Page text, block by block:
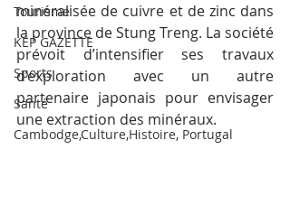
Tourisme
KEP GAZETTE
Sports
Santé
Cambodge,Culture,Histoire, Portugal
minéralisée de cuivre et de zinc dans
la province de Stung Treng. La société
prévoit d’intensifier ses travaux
d’exploration avec un autre
partenaire japonais pour envisager
une extraction des minéraux.